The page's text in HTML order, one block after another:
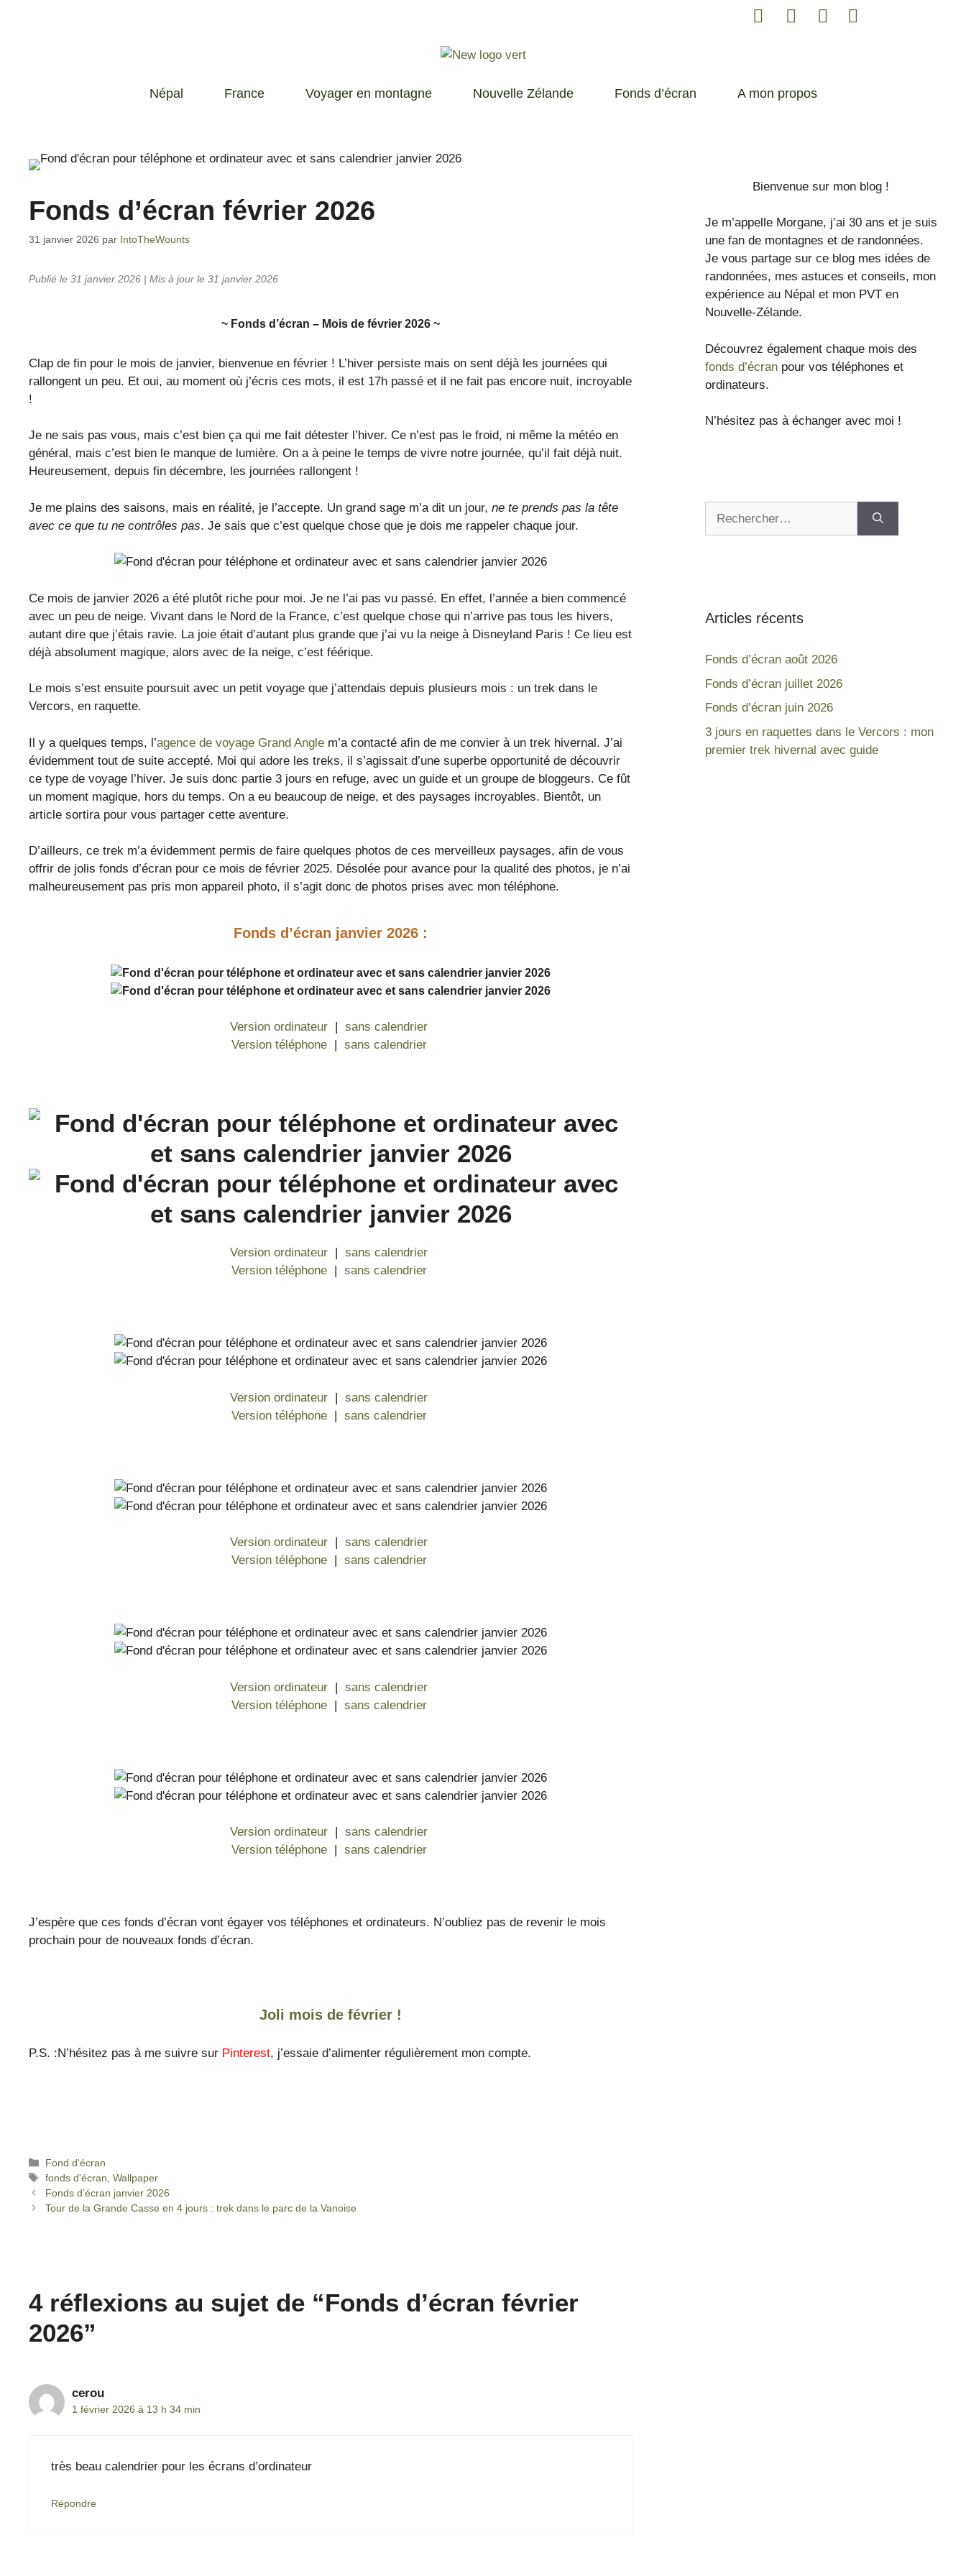
Népal France Voyager en montagne Nouvelle Zélande Fonds d’écran A mon propos
Fonds d’écran février 2026
31 janvier 2026 par IntoTheWounts
Publié le 31 janvier 2026 | Mis à jour le 31 janvier 2026
~ Fonds d’écran – Mois de février 2026 ~
Clap de fin pour le mois de janvier, bienvenue en février ! L’hiver persiste mais on sent déjà les journées qui
rallongent un peu. Et oui, au moment où j’écris ces mots, il est 17h passé et il ne fait pas encore nuit, incroyable
!
Je ne sais pas vous, mais c’est bien ça qui me fait détester l’hiver. Ce n’est pas le froid, ni même la météo en
général, mais c’est bien le manque de lumière. On a à peine le temps de vivre notre journée, qu’il fait déjà nuit.
Heureusement, depuis fin décembre, les journées rallongent !
Je me plains des saisons, mais en réalité, je l’accepte. Un grand sage m’a dit un jour, ne te prends pas la tête
avec ce que tu ne contrôles pas. Je sais que c’est quelque chose que je dois me rappeler chaque jour.
Ce mois de janvier 2026 a été plutôt riche pour moi. Je ne l’ai pas vu passé. En effet, l’année a bien commencé
avec un peu de neige. Vivant dans le Nord de la France, c’est quelque chose qui n’arrive pas tous les hivers,
autant dire que j’étais ravie. La joie était d’autant plus grande que j’ai vu la neige à Disneyland Paris ! Ce lieu est
déjà absolument magique, alors avec de la neige, c’est féérique.
Le mois s’est ensuite poursuit avec un petit voyage que j’attendais depuis plusieurs mois : un trek dans le
Vercors, en raquette.
Il y a quelques temps, l’agence de voyage Grand Angle m’a contacté afin de me convier à un trek hivernal. J’ai
évidemment tout de suite accepté. Moi qui adore les treks, il s’agissait d’une superbe opportunité de découvrir
ce type de voyage l’hiver. Je suis donc partie 3 jours en refuge, avec un guide et un groupe de bloggeurs. Ce fût
un moment magique, hors du temps. On a eu beaucoup de neige, et des paysages incroyables. Bientôt, un
article sortira pour vous partager cette aventure.
D’ailleurs, ce trek m’a évidemment permis de faire quelques photos de ces merveilleux paysages, afin de vous
offrir de jolis fonds d’écran pour ce mois de février 2025. Désolée pour avance pour la qualité des photos, je n’ai
malheureusement pas pris mon appareil photo, il s’agit donc de photos prises avec mon téléphone.
Fonds d’écran janvier2026 :
Version ordinateur |sans calendrier
Version téléphone| sans calendrier
Version ordinateur |sans calendrier
Version téléphone| sans calendrier
Version ordinateur |sans calendrier
Version téléphone| sans calendrier
Version ordinateur |sans calendrier
Version téléphone| sans calendrier
Version ordinateur |sans calendrier
Version téléphone| sans calendrier
Version ordinateur |sans calendrier
Version téléphone| sans calendrier
J’espère que ces fonds d’écran vont égayer vos téléphones et ordinateurs. N’oubliez pas de revenir le mois
prochain pour de nouveaux fonds d’écran.
Joli mois de février !
P.S. :N’hésitez pas à me suivre sur Pinterest, j’essaie d’alimenter régulièrement mon compte.
Fond d'écran
fonds d'écran ,Wallpaper
Fonds d’écran janvier 2026
Tour de la Grande Casse en 4 jours : trek dans le parc de la Vanoise
4 réflexions au sujet de “Fonds d’écran février
2026”
cerou
1 février 2026 à 13 h 34 min
très beau calendrier pour les écrans d’ordinateur
Répondre
Bienvenue sur mon blog !
Je m’appelle Morgane, j’ai 30 ans et je suis
une fan de montagnes et de randonnées.
Je vous partage sur ce blog mes idées de
randonnées, mes astuces et conseils, mon
expérience au Népal et mon PVT en
Nouvelle-Zélande.
Découvrez également chaque mois des
fonds d’écranpour vos téléphones et
ordinateurs.
N’hésitez pas à échanger avec moi !
Articles récents
Fonds d’écran août 2026
Fonds d’écran juillet 2026
Fonds d’écran juin 2026
3 jours en raquettes dans le Vercors : mon
premier trek hivernal avec guide